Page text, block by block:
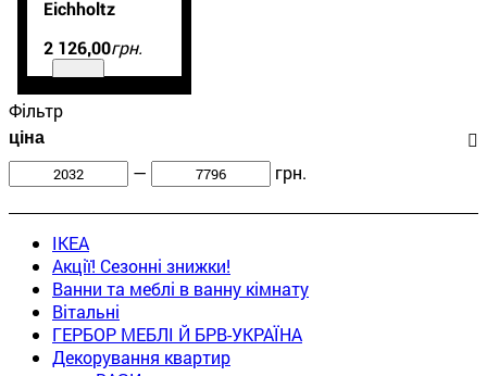
Eichholtz
2 126,00грн.
Фільтр
ціна
— грн.
IKEA
Акції! Сезонні знижки!
Ванни та меблі в ванну кімнату
Вітальні
ГЕРБОР МЕБЛІ Й БРВ-УКРАЇНА
Декорування квартир